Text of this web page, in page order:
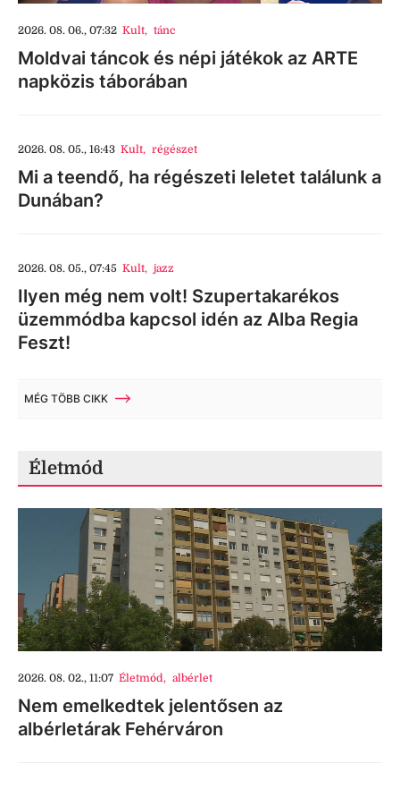
2026. 08. 06., 07:32 Kult, tánc
Moldvai táncok és népi játékok az ARTE
napközis táborában
2026. 08. 05., 16:43 Kult, régészet
Mi a teendő, ha régészeti leletet találunk a
Dunában?
2026. 08. 05., 07:45 Kult, jazz
Ilyen még nem volt! Szupertakarékos
üzemmódba kapcsol idén az Alba Regia
Feszt!
MÉG TÖBB CIKK
Életmód
2026. 08. 02., 11:07 Életmód, albérlet
Nem emelkedtek jelentősen az
albérletárak Fehérváron